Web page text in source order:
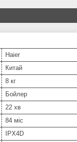
Haier
Китай
8 кг
Бойлер
22 хв
84 міс
IPX4D